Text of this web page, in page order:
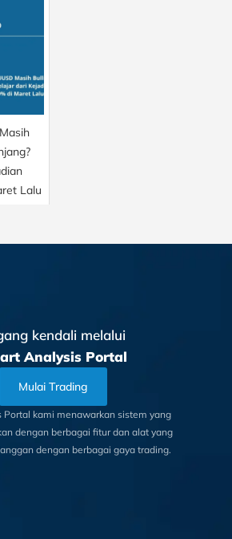
Lalu
kendali melalui
Analysis Portal
Mulai Trading
Portal kami menawarkan sistem yang
dengan berbagai fitur dan alat yang
dengan berbagai gaya trading.